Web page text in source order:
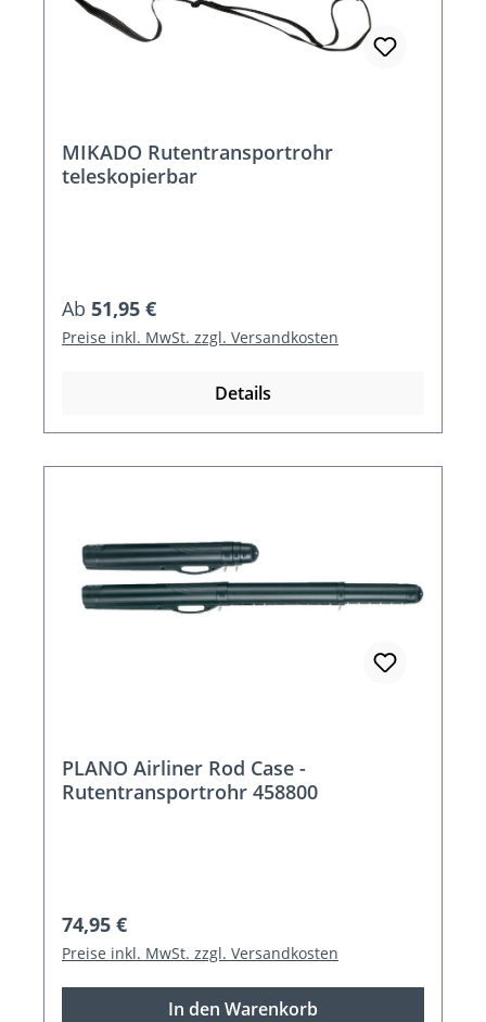
MIKADO Rutentransportrohr
teleskopierbar
Regulärer Preis:
Ab 51,95 €
Preise inkl. MwSt. zzgl. Versandkosten
Details
PLANO Airliner Rod Case -
Rutentransportrohr 458800
Regulärer Preis:
74,95 €
Preise inkl. MwSt. zzgl. Versandkosten
In den Warenkorb